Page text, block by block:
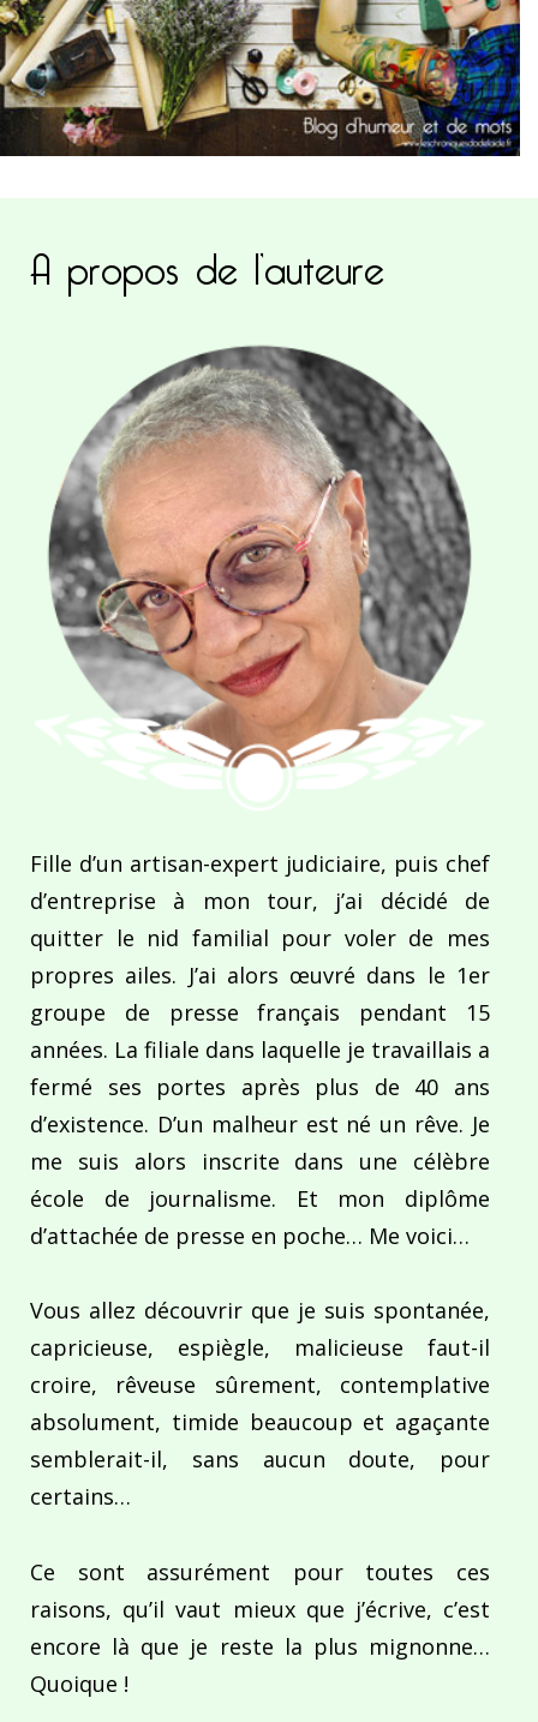
A propos de l’auteure
Fille d’un artisan-expert judiciaire, puis chef
d’entreprise à mon tour, j’ai décidé de
quitter le nid familial pour voler de mes
propres ailes. J’ai alors œuvré dans le 1er
groupe de presse français pendant 15
années. La filiale dans laquelle je travaillais a
fermé ses portes après plus de 40 ans
d’existence. D’un malheur est né un rêve. Je
me suis alors inscrite dans une célèbre
école de journalisme. Et mon diplôme
d’attachée de presse en poche… Me voici…
Vous allez découvrir que je suis spontanée,
capricieuse, espiègle, malicieuse faut-il
croire, rêveuse sûrement, contemplative
absolument, timide beaucoup et agaçante
semblerait-il, sans aucun doute, pour
certains…
Ce sont assurément pour toutes ces
raisons, qu’il vaut mieux que j’écrive, c’est
encore là que je reste la plus mignonne…
Quoique !